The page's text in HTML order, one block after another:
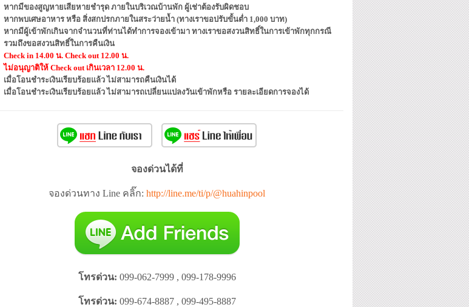
หากมีของสูญหายเสียหายชำรุด ภายในบริเวณบ้านพัก ผู้เช่าต้องรับผิดชอบ
หากพบเศษอาหาร หรือ สิ่งสกปรกภายในสระว่ายน้ำ (ทางเราขอปรับขั้นต่ำ 1,000 บาท)
หากมีผู้เข้าพักเกินจากจำนวนที่ท่านได้ทำการจองเข้ามา ทางเราขอสงวนสิทธิ์ในการเข้าพักทุกกรณี
รวมถึงขอสงวนสิทธิ์ในการคืนเงิน
Check in 14.00 น. Check out 12.00 น.
ไม่อนุญาติให้ Check out เกินเวลา 12.00 น.
เมื่อโอนชำระเงินเรียบร้อยแล้ว ไม่สามารถคืนเงินได้
เมื่อโอนชำระเงินเรียบร้อยแล้ว ไม่สามารถเปลี่ยนแปลงวันเข้าพักหรือ รายละเอียดการจองได้
จองด่วนได้ที่
จองด่วนทาง Line คลิ๊ก: http://line.me/ti/p/@huahinpool
โทรด่วน: 099-062-7999 , 099-178-9996
โทรด่วน: 099-674-8887 , 099-495-8887